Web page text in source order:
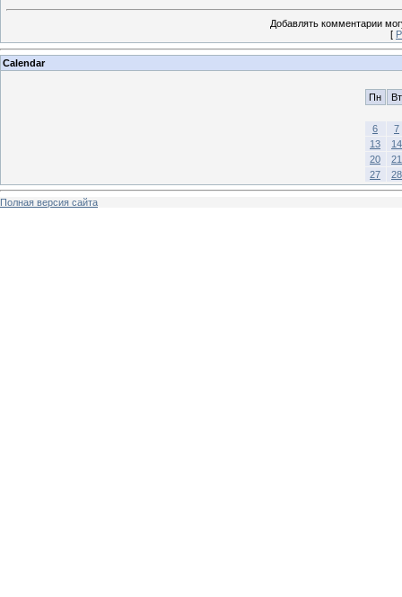
Добавлять комментарии
[
Calendar
Пн Вт
6
7
13
14
20
21
27
28
Полная версия сайта